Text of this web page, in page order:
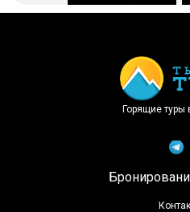
Горящие туры